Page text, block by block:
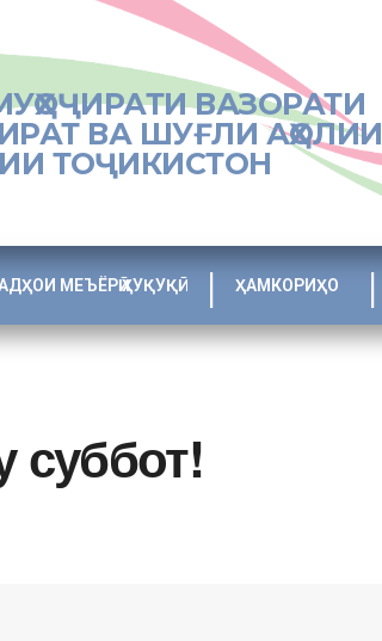
ВАЗОРАТИ
ВА ШУҒЛИ АҲОЛИИ
ТОҶИКИСТОН
МЕЪЁРӢ ҲУҚУҚӢ ҲАМКОРИҲО
суббот!